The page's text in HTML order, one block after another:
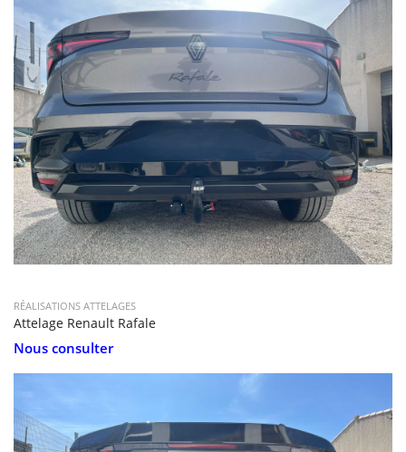
RÉALISATIONS ATTELAGES
Attelage Renault Rafale
Nous consulter